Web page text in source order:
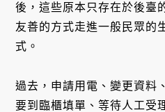
後，這些原本只存在於後臺
友善的方式走進一般民眾的
式。
過去，申請用電、變更資料
要到臨櫃填單、等待人工受